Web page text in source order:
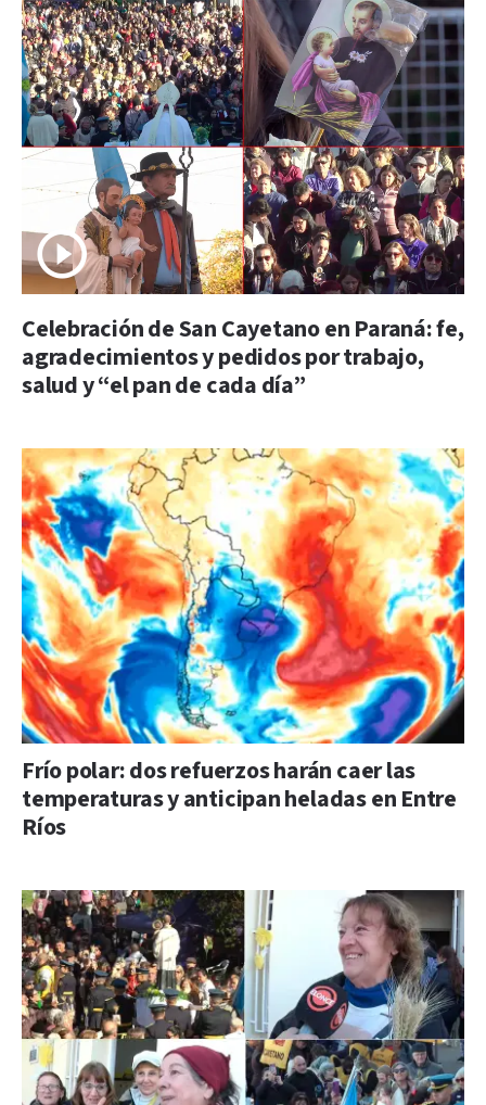
Celebración de San Cayetano en Paraná: fe,
agradecimientos y pedidos por trabajo,
salud y “el pan de cada día”
Frío polar: dos refuerzos harán caer las
temperaturas y anticipan heladas en Entre
Ríos